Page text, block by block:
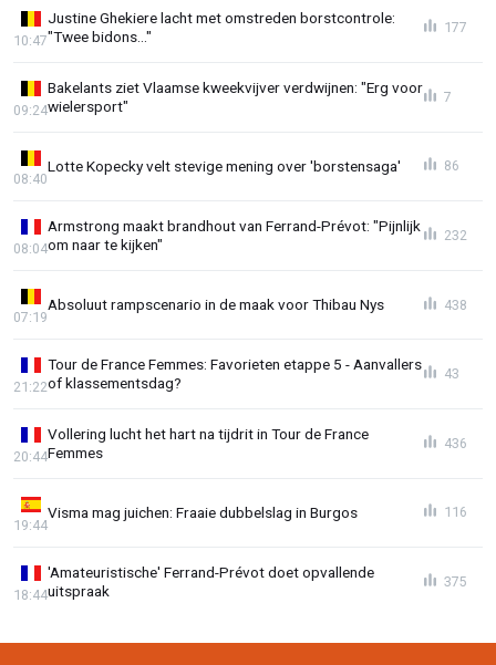
Justine Ghekiere lacht met omstreden borstcontrole:
"Twee bidons..."
10:47
177
Bakelants ziet Vlaamse kweekvijver verdwijnen: "Erg voor
wielersport"
09:24
7
Lotte Kopecky velt stevige mening over 'borstensaga'
08:40
86
Armstrong maakt brandhout van Ferrand-Prévot: "Pijnlijk
om naar te kijken"
08:04
232
Absoluut rampscenario in de maak voor Thibau Nys
07:19
438
Tour de France Femmes: Favorieten etappe 5 - Aanvallers
of klassementsdag?
21:22
43
Vollering lucht het hart na tijdrit in Tour de France
Femmes
20:44
436
Visma mag juichen: Fraaie dubbelslag in Burgos
19:44
116
'Amateuristische' Ferrand-Prévot doet opvallende
uitspraak
18:44
375